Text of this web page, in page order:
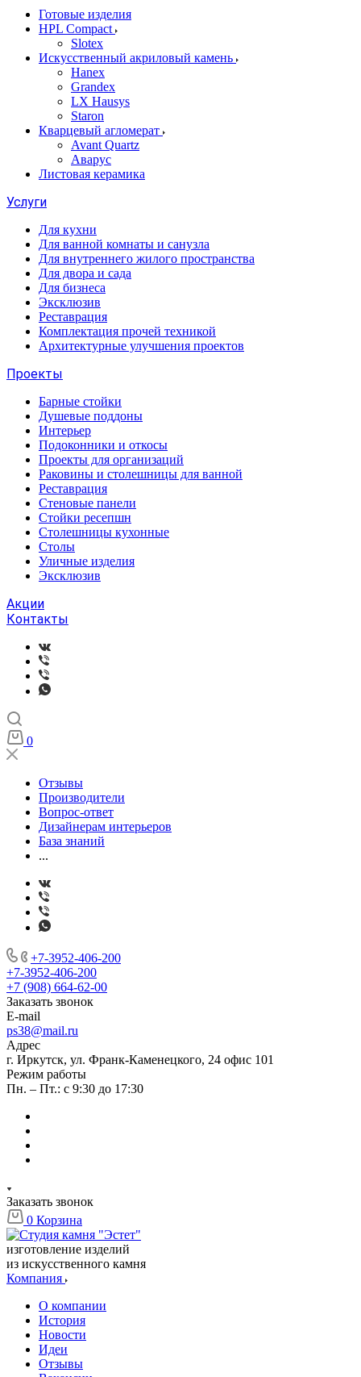
Готовые изделия
HPL Compact
Slotex
Искусственный акриловый камень
Hanex
Grandex
LX Hausys
Staron
Кварцевый агломерат
Avant Quartz
Аварус
Листовая керамика
Услуги
Для кухни
Для ванной комнаты и санузла
Для внутреннего жилого пространства
Для двора и сада
Для бизнеса
Эксклюзив
Реставрация
Комплектация прочей техникой
Архитектурные улучшения проектов
Проекты
Барные стойки
Душевые поддоны
Интерьер
Подоконники и откосы
Проекты для организаций
Раковины и столешницы для ванной
Реставрация
Стеновые панели
Стойки ресепшн
Столешницы кухонные
Столы
Уличные изделия
Эксклюзив
Акции
Контакты
0
Отзывы
Производители
Вопрос-ответ
Дизайнерам интерьеров
База знаний
...
+7-3952-406-200
+7-3952-406-200
+7 (908) 664-62-00
Заказать звонок
E-mail
ps38@mail.ru
Адрес
г. Иркутск, ул. Франк-Каменецкого, 24 офис 101
Режим работы
Пн. – Пт.: с 9:30 до 17:30
Заказать звонок
0 Корзина
изготовление изделий
из искусственного камня
Компания
О компании
История
Новости
Идеи
Отзывы